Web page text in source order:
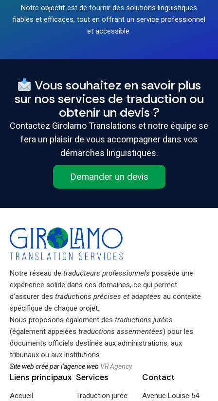
Notre objectif est de fournir des solutions linguistiques
fiables et efficaces, tout en offrant un service professionnel
et accessible.
Vous souhaitez en savoir plus
sur nos services de traduction ou
obtenir un devis ?
Contactez Girolamo Translations et notre équipe se
fera un plaisir de vous accompagner dans vos
démarches linguistiques.
Demander un devis
Notre réseau de traducteurs professionnels possède une
expérience solide dans ces domaines, ce qui permet
d’assurer des traductions précises et adaptées au contexte
spécifique de chaque projet.
Nous proposons également des traductions jurées
(également appelées traductions assermentées) pour les
documents officiels destinés aux administrations, aux
tribunaux ou aux institutions.
Site web créé par l’agence web VR Agency.
Liens principaux
Accueil
Services
Traduction jurée
Contact
Avenue Louise 54